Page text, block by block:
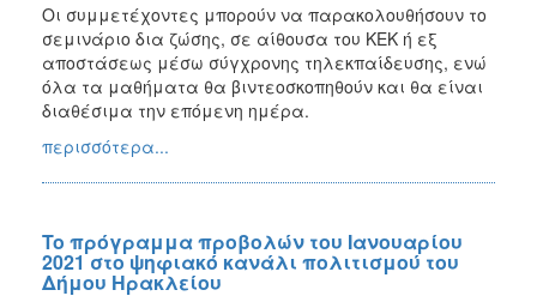
Οι συμμετέχοντες μπορούν να παρακολουθήσουν το
σεμινάριο δια ζώσης, σε αίθουσα του ΚΕΚ ή εξ
αποστάσεως μέσω σύγχρονης τηλεκπαίδευσης, ενώ
όλα τα μαθήματα θα βιντεοσκοπηθούν και θα είναι
διαθέσιμα την επόμενη ημέρα.
περισσότερα...
To πρόγραμμα προβολών του Ιανουαρίου
2021 στο ψηφιακό κανάλι πολιτισμού του
Δήμου Ηρακλείου